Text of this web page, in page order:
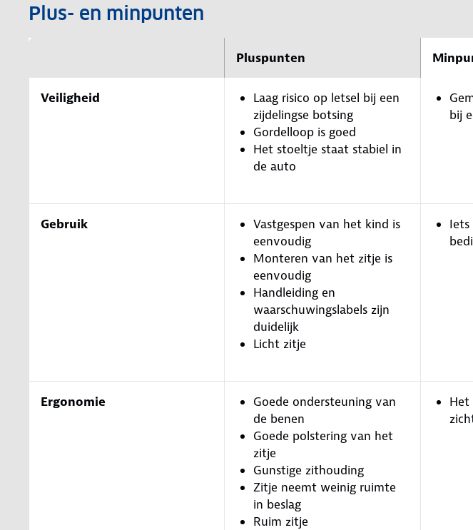
Plus- en minpunten
Pluspunten
Veiligheid
Laag risico op letsel bij een
zijdelingse botsing
Gordelloop is goed
Het stoeltje staat stabiel in
de auto
bij
Gebruik
Vastgespen van het kind is
eenvoudig
Monteren van het zitje is
eenvoudig
Handleiding en
waarschuwingslabels zijn
duidelijk
Licht zitje
Ergonomie
Goede ondersteuning van
de benen
Goede polstering van het
zitje
Gunstige zithouding
Zitje neemt weinig ruimte
in beslag
Ruim zitje